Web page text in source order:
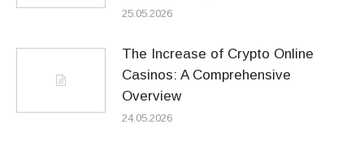
25.05.2026
The Increase of Crypto Online
Casinos: A Comprehensive
Overview
24.05.2026